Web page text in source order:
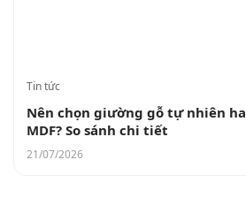
Tin tức
Nên chọn giường gỗ tự nhiên
MDF? So sánh chi tiết
21/07/2026